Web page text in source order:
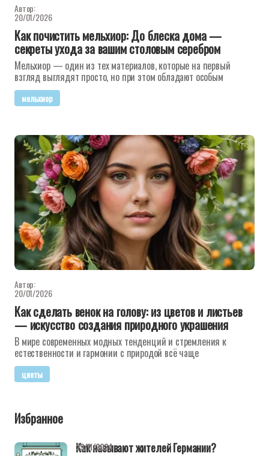
Автор:
20/01/2026
Как почистить мельхиор: До блеска дома —
секреты ухода за вашим столовым серебром
Мельхиор — один из тех материалов, которые на первый
взгляд выглядят просто, но при этом обладают особым
мельхиор
Автор:
20/01/2026
Как сделать венок на голову: из цветов и листьев
— искусство создания природного украшения
В мире современных модных тенденций и стремления к
естественности и гармонии с природой всё чаще
цветы
Избранное
Как называют жителей Германии?
29/11/2024